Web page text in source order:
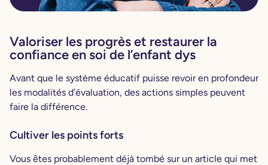
Valoriser les progrès et restaurer la
confiance en soi de l’enfant dys
Avant que le système éducatif puisse revoir en profondeur
les modalités d’évaluation, des actions simples peuvent
faire la différence.
Cultiver les points forts
Vous êtes probablement déjà tombé sur un article qui met